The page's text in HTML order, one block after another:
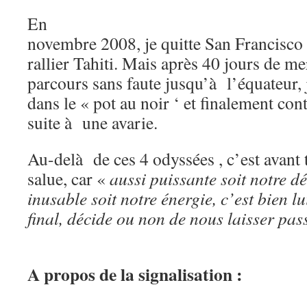
En
novembre 2008, je quitte San
rallier Tahiti. Mais après 40 jours de
parcours sans faute jusqu’à
dans le « pot au noir ‘ et finalement
suite à une avarie.
Au-delà de ces 4 odyssées , c’est
salue, car « aussi puissante soit notre
inusable soit notre énergie, c’est bien
final, décide ou non de nous laisser
A propos de la signalisation :